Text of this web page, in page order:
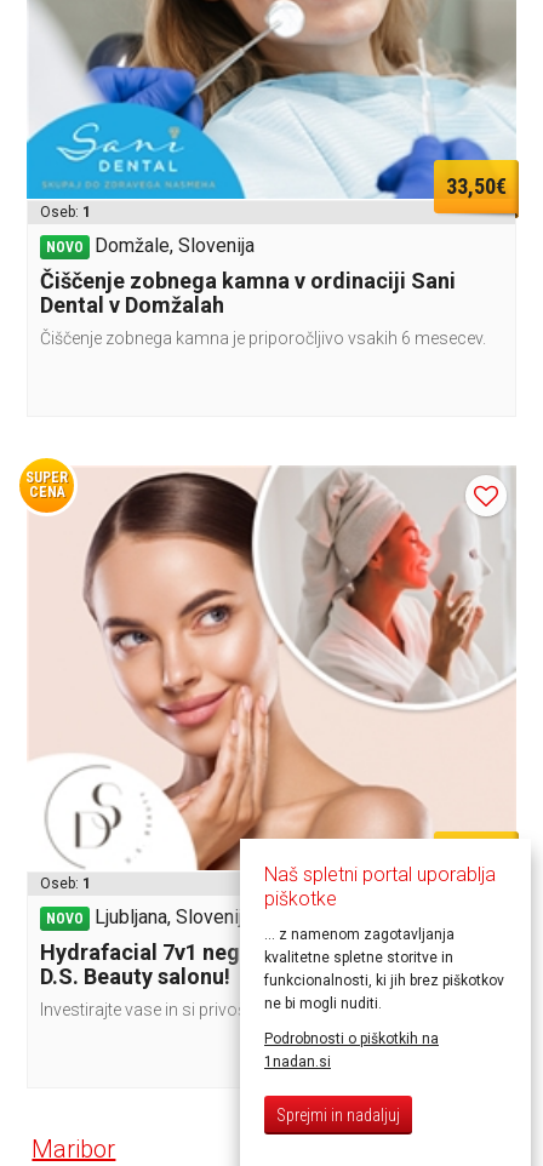
33,50€
Oseb: 1
NOVO Domžale, Slovenija
Čiščenje zobnega kamna v ordinaciji Sani
Dental v Domžalah
Čiščenje zobnega kamna je priporočljivo vsakih 6 mesecev.
SUPER
CENA
Oseb: 1
NOVO Ljubljana, Slovenija
Hydrafacial 7v1 nega obraza z LED masko v
D.S. Beauty salonu!
Investirajte vase in si privoščite trenutek zase!
Maribor
Naš spletni portal uporablja
piškotke
... z namenom zagotavljanja
kvalitetne spletne storitve in
funkcionalnosti, ki jih brez piškotkov
ne bi mogli nuditi.
Podrobnosti o piškotkih na
1nadan.si
Sprejmi in nadaljuj